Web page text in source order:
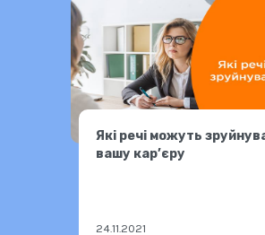
Які речі можуть
вашу кар’єру
24.11.2021